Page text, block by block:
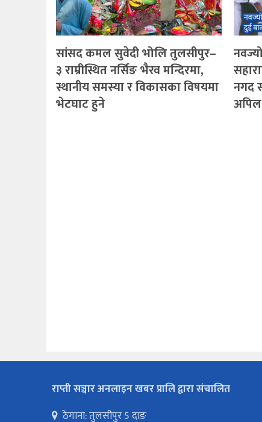
सांसद कमल सुवेदी भोलि तुलसीपुर–
३ राम्रीस्थित नर्सिङ भैरव मन्दिरमा,
स्थानीय समस्या र विकासका विषयमा
भेटघाट हुने
नगद
अपिल
राप्ती सञ्चार अनलाइन खबर प्रालि द्वारा संचालित
ठेगाना: तुलसीपुर 5 दाङ